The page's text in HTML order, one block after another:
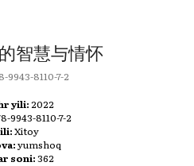
智慧与情怀
9943-8110-7-2
yili:2022
9943-8110-7-2
Xitoy
yumshoq
soni:362